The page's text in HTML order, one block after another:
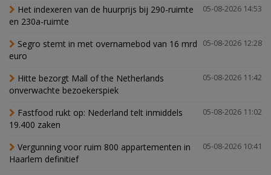
05-08-2026 14:53
Het indexeren van de huurprijs bij 290-ruimte
en 230a-ruimte
05-08-2026 12:28
Segro stemt in met overnamebod van 16 mrd
euro
05-08-2026 11:42
Hitte bezorgt Mall of the Netherlands
onverwachte bezoekerspiek
05-08-2026 11:02
Fastfood rukt op: Nederland telt inmiddels
19.400 zaken
05-08-2026 10:41
Vergunning voor ruim 800 appartementen in
Haarlem definitief